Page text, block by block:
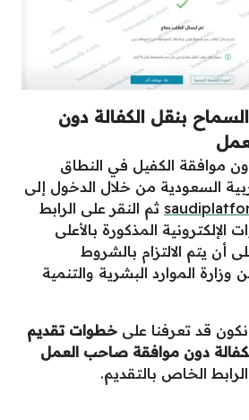
بنقل الكفالة دون
موافقة الكفيل في النطاق
السعودية من خلال الدخول إلى
ثم النقر على الرابط
الإلكترونية المذكورة بالأعلى
أن يتم الالتزام بالشروط
الموارد البشرية والتنمية
قد تعرفنا على خطوات تقديم
دون موافقة صاحب العمل
الخاص بالتقديم.